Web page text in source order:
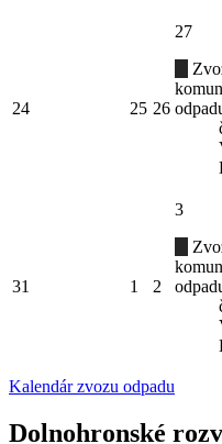
24 25 26
27
31 1 2
3
Kalendár zvozu odpadu
Dolnohronské